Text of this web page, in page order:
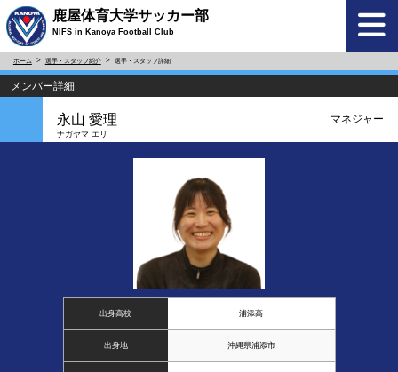
鹿屋体育大学サッカー部
NIFS in Kanoya Football Club
ホーム 選手・スタッフ紹介 選手・スタッフ詳細
メンバー詳細
永山 愛理
ナガヤマ エリ
マネジャー
出身高校 浦添高
出身地 沖縄県浦添市